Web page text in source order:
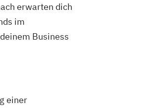
erwarten dich
im
Business
einer